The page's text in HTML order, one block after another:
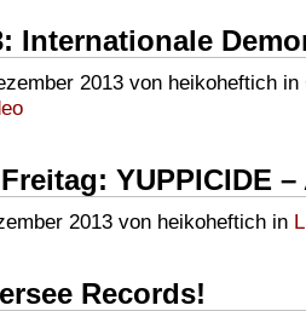
Internationale
2013 von heikoheftich in
YUPPICIDE
2013 von heikoheftich in
Records!